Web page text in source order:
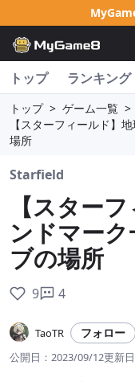
トップ ランキング
トップ > ゲーム一覧 >
【スターフィールド】
場所
Starfield
【スター
ンドマー
ブの場所
9 4
TaoTR フォロー
公開日： 2023/09/12更新日